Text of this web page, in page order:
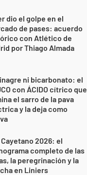
dio el golpe en el
de pases: acuerdo
con Atlético de
por Thiago Almada
ni bicarbonato: el
con ÁCIDO cítrico que
el sarro de la pava
y la deja como
Cayetano 2026: el
completo de las
la peregrinación y la
en Liniers